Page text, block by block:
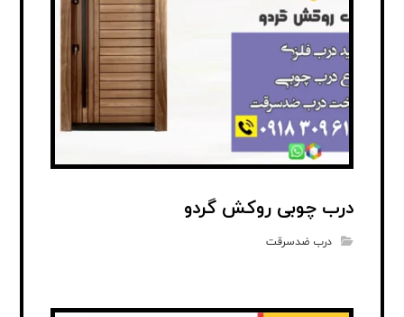
درب چوبی روکش گردو
درب ضدسرقت